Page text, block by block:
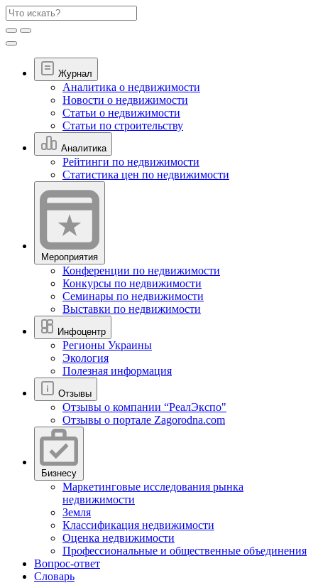
Журнал
Аналитика о недвижимости
Новости о недвижимости
Статьи о недвижимости
Статьи по строительству
Аналитика
Рейтинги по недвижимости
Статистика цен по недвижимости
Мероприятия
Конференции по недвижимости
Конкурсы по недвижимости
Семинары по недвижимости
Выставки по недвижимости
Инфоцентр
Регионы Украины
Экология
Полезная информация
Отзывы
Отзывы о компании “РеалЭкспо"
Отзывы о портале Zagorodna.com
Бизнесу
Маркетинговые исследования рынка
недвижимости
Земля
Классификация недвижимости
Оценка недвижимости
Профессиональные и общественные объединения
Вопрос-ответ
Словарь